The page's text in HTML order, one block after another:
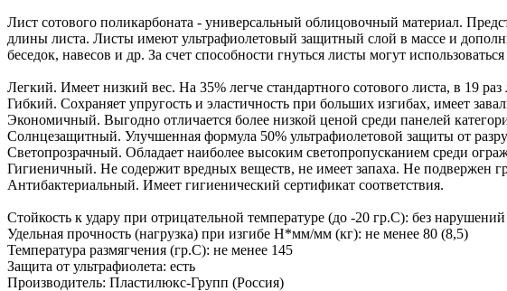
Лист сотового поликарбоната - универсальный облицовочный материал.
длины листа. Листы имеют ультрафиолетовый защитный слой в массе и
беседок, навесов и др. За счет способности гнуться листы могут
Легкий. Имеет низкий вес. На 35% легче стандартного сотового листа, в 19
Гибкий. Сохраняет упругость и эластичность при больших изгибах, имеет
Экономичный. Выгодно отличается более низкой ценой среди панелей
Солнцезащитный. Улучшенная формула 50% ультрафиолетовой защиты от
Светопрозрачный. Обладает наиболее высоким светопропусканием среди
Гигиеничный. Не содержит вредных веществ, не имеет запаха. Не подвержен
Антибактериальный. Имеет гигиенический сертификат соответствия.
Стойкость к удару при отрицательной температуре (до -20 гр.С): без нарушений
Удельная прочность (нагрузка) при изгибе Н*мм/мм (кг): не менее 80 (8,5)
Температура размягчения (гр.С): не менее 145
Защита от ультрафиолета: есть
Производитель: Пластилюкс-Групп (Россия)